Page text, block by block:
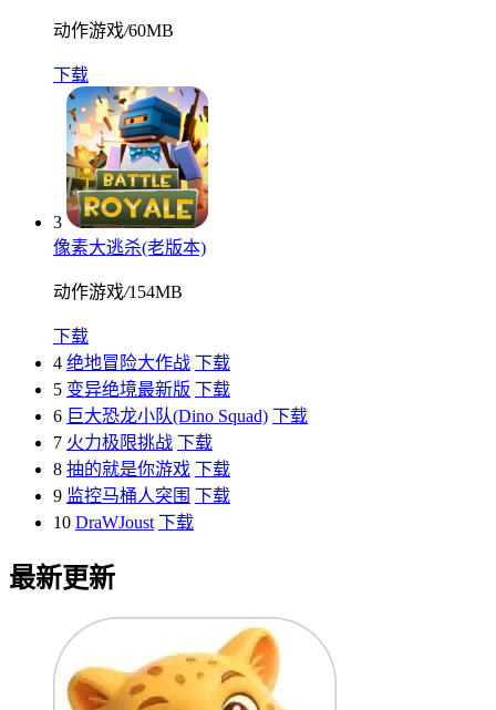
动作游戏/60MB
下载
3
像素大逃杀(老版本)
动作游戏/154MB
下载
4 绝地冒险大作战 下载
5 变异绝境最新版 下载
6 巨大恐龙小队(Dino Squad) 下载
7 火力极限挑战 下载
8 抽的就是你游戏 下载
9 监控马桶人突围 下载
10 DraWJoust 下载
最新更新